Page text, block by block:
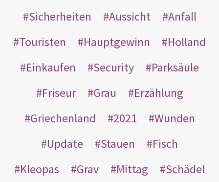
Sicherheiten
Aussicht
Anfall
Touristen
Hauptgewinn
Holland
Einkaufen
Security
Parksäule
Friseur
Grau
Erzählung
Griechenland
2021
Wunden
Update
Stauen
Fisch
Kleopas
Grav Mittag Schädel